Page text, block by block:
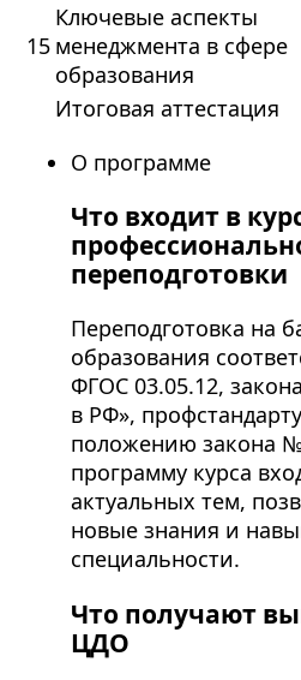
15
Ключевые аспекты
менеджмента в сфере
образования
Итоговая аттестация
О программе
Что входит в
переподготовки
Переподготовка на
образования
ФГОС 03.05.12,
в РФ»,
положению закона
программу курса
актуальных тем,
новые знания и
специальности.
Что получают
ЦДО